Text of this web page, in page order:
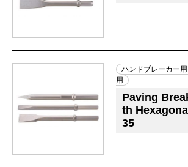
ハンドブレーカー
用
Paving
th
35